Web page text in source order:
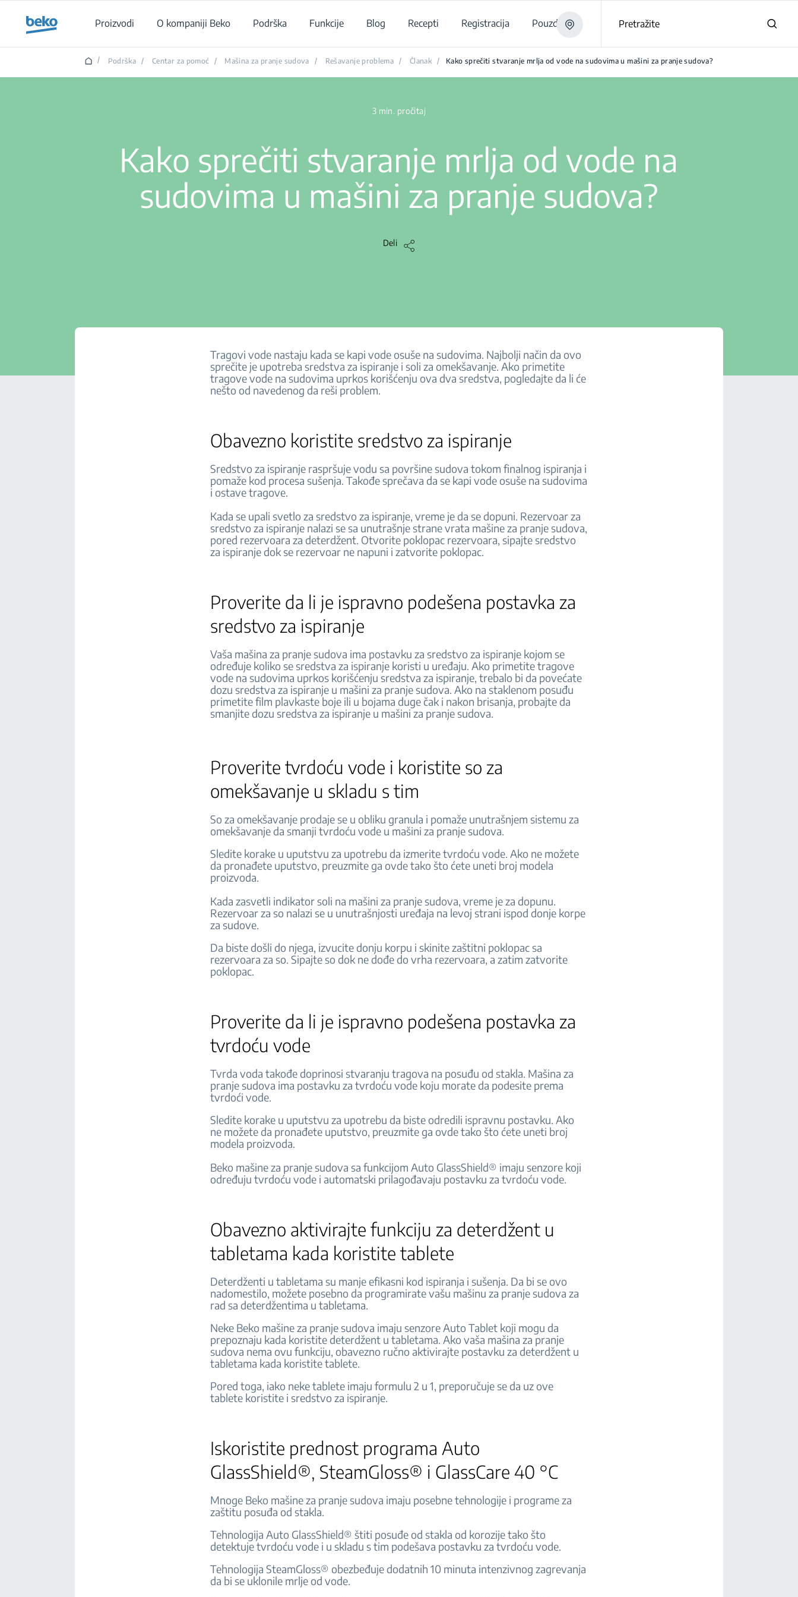
Proizvodi
O kompaniji Beko Podrška Funkcije Blog Recepti Registracija Pouzdano Pretražite
/ Podrška / Centar za pomoć / Mašina za pranje sudova / Rešavanje problema / Članak / Kako sprečiti stvaranje mrlja od vode na sudovima u mašini za pranje sudova?
3 min. pročitaj
Kako sprečiti stvaranje mrlja od vode na
sudovima u mašini za pranje sudova?
Deli
Tragovi vode nastaju kada se kapi vode osuše na sudovima. Najbolji način da ovo
sprečite je upotreba sredstva za ispiranje i soli za omekšavanje. Ako primetite
tragove vode na sudovima uprkos korišćenju ova dva sredstva, pogledajte da li će
nešto od navedenog da reši problem.
Obavezno koristite sredstvo za ispiranje
Sredstvo za ispiranje raspršuje vodu sa površine sudova tokom finalnog ispiranja i
pomaže kod procesa sušenja. Takođe sprečava da se kapi vode osuše na sudovima
i ostave tragove.
Kada se upali svetlo za sredstvo za ispiranje, vreme je da se dopuni. Rezervoar za
sredstvo za ispiranje nalazi se sa unutrašnje strane vrata mašine za pranje sudova,
pored rezervoara za deterdžent. Otvorite poklopac rezervoara, sipajte sredstvo
za ispiranje dok se rezervoar ne napuni i zatvorite poklopac.
Proverite da li je ispravno podešena postavka za
sredstvo za ispiranje
Vaša mašina za pranje sudova ima postavku za sredstvo za ispiranje kojom se
određuje koliko se sredstva za ispiranje koristi u uređaju. Ako primetite tragove
vode na sudovima uprkos korišćenju sredstva za ispiranje, trebalo bi da povećate
dozu sredstva za ispiranje u mašini za pranje sudova. Ako na staklenom posuđu
primetite film plavkaste boje ili u bojama duge čak i nakon brisanja, probajte da
smanjite dozu sredstva za ispiranje u mašini za pranje sudova.
Proverite tvrdoću vode i koristite so za
omekšavanje u skladu s tim
So za omekšavanje prodaje se u obliku granula i pomaže unutrašnjem sistemu za
omekšavanje da smanji tvrdoću vode u mašini za pranje sudova.
Sledite korake u uputstvu za upotrebu da izmerite tvrdoću vode. Ako ne možete
da pronađete uputstvo, preuzmite ga ovde tako što ćete uneti broj modela
proizvoda.
Kada zasvetli indikator soli na mašini za pranje sudova, vreme je za dopunu.
Rezervoar za so nalazi se u unutrašnjosti uređaja na levoj strani ispod donje korpe
za sudove.
Da biste došli do njega, izvucite donju korpu i skinite zaštitni poklopac sa
rezervoara za so. Sipajte so dok ne dođe do vrha rezervoara, a zatim zatvorite
poklopac.
Proverite da li je ispravno podešena postavka za
tvrdoću vode
Tvrda voda takođe doprinosi stvaranju tragova na posuđu od stakla. Mašina za
pranje sudova ima postavku za tvrdoću vode koju morate da podesite prema
tvrdoći vode.
Sledite korake u uputstvu za upotrebu da biste odredili ispravnu postavku. Ako
ne možete da pronađete uputstvo, preuzmite ga ovde tako što ćete uneti broj
modela proizvoda.
Beko mašine za pranje sudova sa funkcijom Auto GlassShield® imaju senzore koji
određuju tvrdoću vode i automatski prilagođavaju postavku za tvrdoću vode.
Obavezno aktivirajte funkciju za deterdžent u
tabletama kada koristite tablete
Deterdženti u tabletama su manje efikasni kod ispiranja i sušenja. Da bi se ovo
nadomestilo, možete posebno da programirate vašu mašinu za pranje sudova za
rad sa deterdžentima u tabletama.
Neke Beko mašine za pranje sudova imaju senzore Auto Tablet koji mogu da
prepoznaju kada koristite deterdžent u tabletama. Ako vaša mašina za pranje
sudova nema ovu funkciju, obavezno ručno aktivirajte postavku za deterdžent u
tabletama kada koristite tablete.
Pored toga, iako neke tablete imaju formulu 2 u 1, preporučuje se da uz ove
tablete koristite i sredstvo za ispiranje.
Iskoristite prednost programa Auto
GlassShield®, SteamGloss® i GlassCare 40 °C
Mnoge Beko mašine za pranje sudova imaju posebne tehnologije i programe za
zaštitu posuđa od stakla.
Tehnologija Auto GlassShield® štiti posuđe od stakla od korozije tako što
detektuje tvrdoću vode i u skladu s tim podešava postavku za tvrdoću vode.
Tehnologija SteamGloss® obezbeđuje dodatnih 10 minuta intenzivnog zagrevanja
da bi se uklonile mrlje od vode.